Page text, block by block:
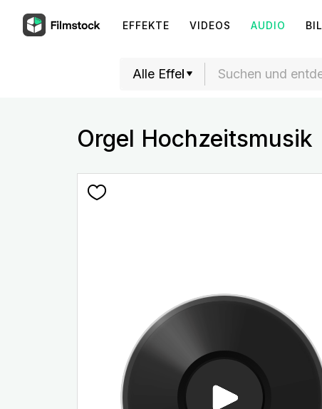
EFFEKTE VIDEOS AUDIO
Orgel Hochzeitsmusik